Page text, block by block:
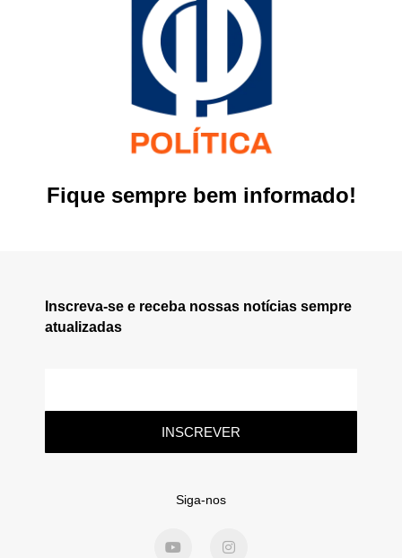
Fique sempre bem informado!
Inscreva-se e receba nossas notícias sempre
atualizadas
INSCREVER
Siga-nos